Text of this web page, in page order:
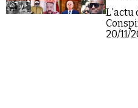
Revues de
L'actu
20/11/